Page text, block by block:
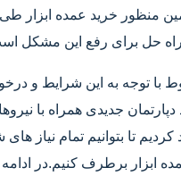
منظور خرید عمده ابزار
راه حل برای رفع این مشکل
با توجه به این شرایط و
دپارتمان جدیدی همراه با
کردیم تا بتوانیم تمام نیاز
ابزار برطرف کنیم.در ادامه